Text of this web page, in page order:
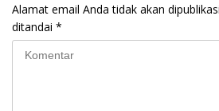
Alamat email Anda tidak akan
ditandai *